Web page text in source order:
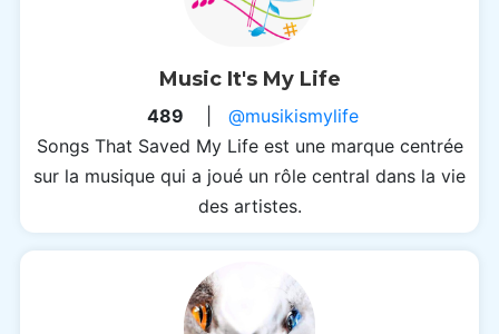
Music It's My Life
489
@musikismylife
Songs That Saved My Life est une marque centrée
sur la musique qui a joué un rôle central dans la vie
des artistes.